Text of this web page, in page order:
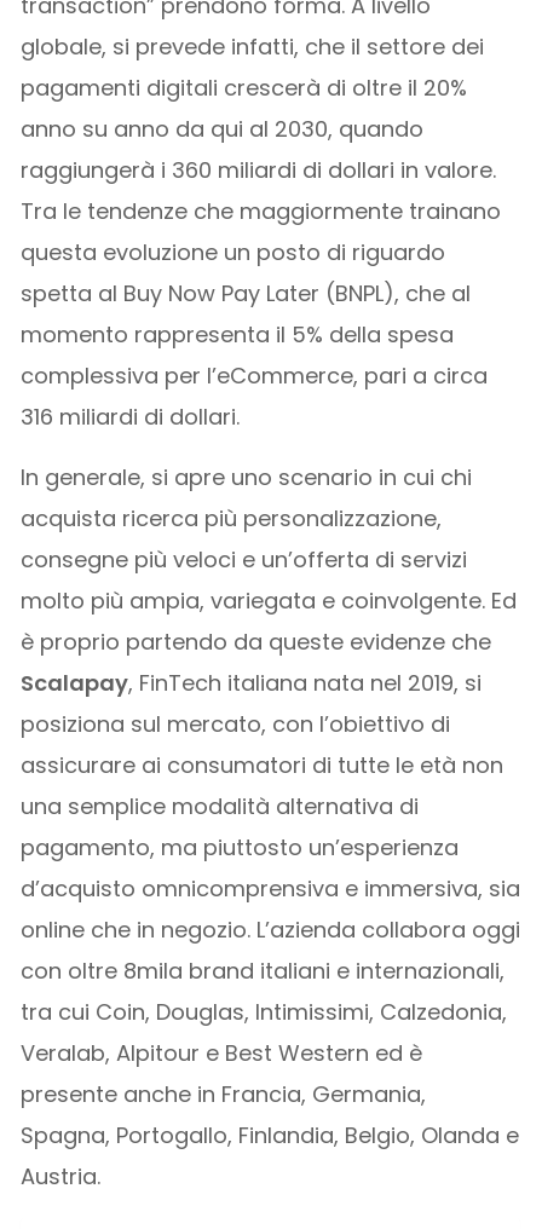
globale, si prevede infatti, che il settore dei
pagamenti digitali crescerà di oltre il 20%
anno su anno da qui al 2030, quando
raggiungerà i 360 miliardi di dollari in valore.
Tra le tendenze che maggiormente trainano
questa evoluzione un posto di riguardo
spetta al Buy Now Pay Later (BNPL), che al
momento rappresenta il 5% della spesa
complessiva per l’eCommerce, pari a circa
316 miliardi di dollari.
In generale, si apre uno scenario in cui chi
acquista ricerca più personalizzazione,
consegne più veloci e un’offerta di servizi
molto più ampia, variegata e coinvolgente. Ed
è proprio partendo da queste evidenze che
Scalapay, FinTech italiana nata nel 2019, si
posiziona sul mercato, con l’obiettivo di
assicurare ai consumatori di tutte le età non
una semplice modalità alternativa di
pagamento, ma piuttosto un’esperienza
d’acquisto omnicomprensiva e immersiva, sia
online che in negozio. L’azienda collabora oggi
con oltre 8mila brand italiani e internazionali,
tra cui Coin, Douglas, Intimissimi, Calzedonia,
Veralab, Alpitour e Best Western ed è
presente anche in Francia, Germania,
Spagna, Portogallo, Finlandia, Belgio, Olanda e
Austria.